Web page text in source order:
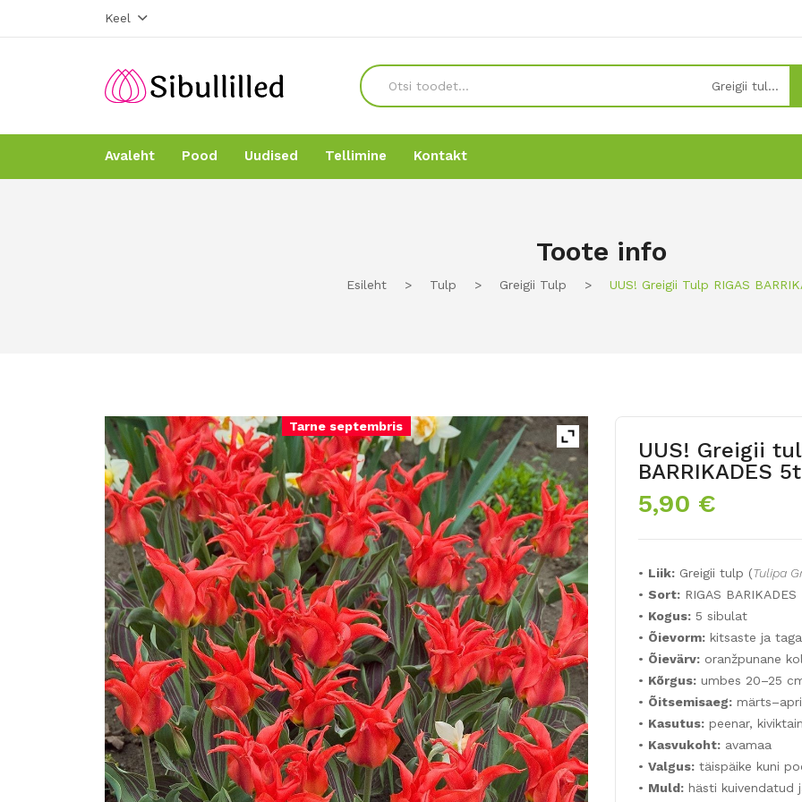
Keel
Greigii tulp
Avaleht Pood Uudised Tellimine Kontakt
Toote info
Esileht > Tulp > Greigii Tulp > UUS! Greigii Tulp RIGAS
Tarne septembris
UUS! Greigii
BARRIKADES
5,90 €
• Liik: Greigii tulp (Tulipa
• Sort: RIGAS BARIKADES
• Kogus: 5 sibulat
• Õievorm: kitsaste ja
• Õievärv: oranžpunane
• Kõrgus: umbes 20–25
• Õitsemisaeg:
• Kasutus: peenar,
• Kasvukoht: avamaa
• Valgus: täispäike kuni
• Muld: hästi kuivendatud